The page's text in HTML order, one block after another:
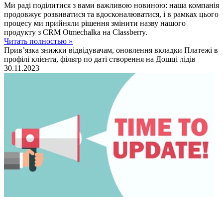
Ми раді поділитися з вами важливою новиною: наша компанія
продовжує розвиватися та вдосконалюватися, і в рамках цього
процесу ми прийняли рішення змінити назву нашого
продукту з CRM Otmechalka на Classberry.
Читать полностью »
Прив’язка знижки відвідувачам, оновлення вкладки Платежі в
профілі клієнта, фільтр по даті створення на Дошці лідів
30.11.2023